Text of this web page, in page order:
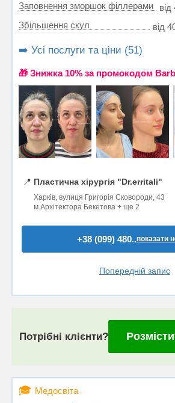
Заповнення зморшок філлерами
Збільшення скул
від
➡️ Усі послуги та ціни (51)
🎁 Знижка 10% за промокодом Barb
📍 Пластична хірургія "Dr.erritali"
Харків, вулиця Григорія Сковороди, 43
м.Архітектора Бекетова + ще 2
+38 (099) 480..показати
Попередній запис
Потрібні клієнти?
🎓 Медосвіта